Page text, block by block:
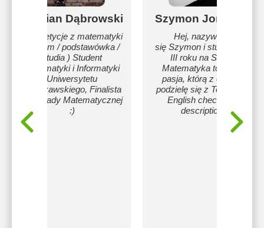
Damian Dąbrowski
Korepetycje z matematyki
( liceum / podstawówka /
studia ) Student
Matematyki i Informatyki
Uniwersytetu
Warszawskiego, Finalista
Olimpiady Matematycznej
:)
Szymon Jończyk
Hej, nazywam
się Szymon i studiuję na
III roku na SGH.
Matematyka to moja
pasja, którą z chęcią
podzielę się z Tobą. For
English check the
description